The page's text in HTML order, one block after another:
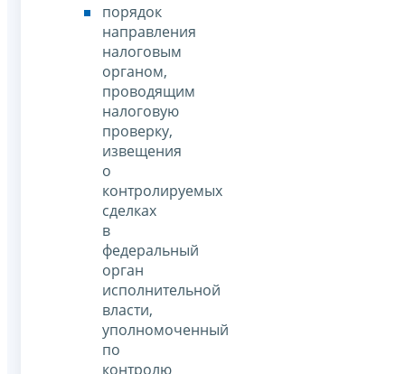
порядок
направления
налоговым
органом,
проводящим
налоговую
проверку,
извещения
о
контролируемых
сделках
в
федеральный
орган
исполнительной
власти,
уполномоченный
по
контролю